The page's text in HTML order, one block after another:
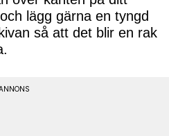
lägg gärna en tyngd
så att det blir en rak